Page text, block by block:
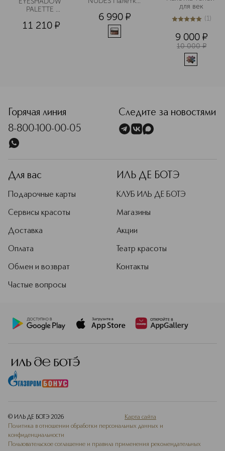
PALETTE
11 210 ¤
6 990 ¤
для век
5из 51 (1)
9 000 ¤
10 000 ¤
Горячая линия
8-800-100-00-05
Следите за новостями
Для вас
Подарочные карты
Сервисы красоты
Доставка
Оплата
Обмен и возврат
Частые вопросы
ИЛЬ ДЕ БОТЭ
КЛУБ ИЛЬ ДЕ БОТЭ
Магазины
Акции
Театр красоты
Контакты
© ИЛЬ ДЕ БОТЭ 2026
Карта сайта
Политика в отношении обработки персональных данных и
конфиденциальности
Пользовательское соглашение и правила применения рекомендательных